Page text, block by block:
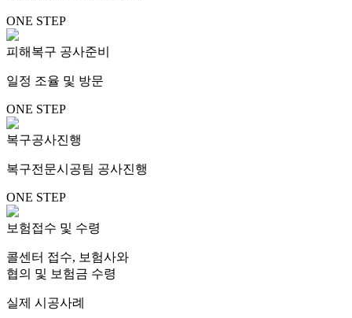
ONE STEP
피해복구 공사준비
일정 조율 및 방문
ONE STEP
복구공사진행
복구전문시공팀 공사진행
ONE STEP
보험접수 및 수령
콜센터 접수, 보험사와
협의 및 보험금 수령
실제 시공사례